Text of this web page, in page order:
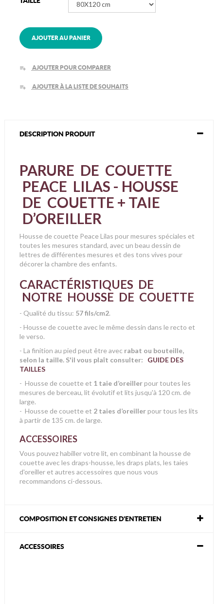
AJOUTER AU PANIER
playlist_add AJOUTER POUR COMPARER
playlist_add AJOUTER À LA LISTE DE SOUHAITS
DESCRIPTION PRODUIT
PARURE DE COUETTE
PEACE LILAS - HOUSSE
DE COUETTE + TAIE
D’OREILLER
Housse de couette Peace Lilas pour mesures spéciales et
toutes les mesures standard, avec un beau dessin de
lettres de différentes mesures et des tons vives pour
décorer la chambre des enfants.
CARACTÉRISTIQUES DE
NOTRE HOUSSE DE COUETTE
- Qualité du tissu: 57 fils/cm2.
- Housse de couette avec le même dessin dans le recto et
le verso.
- La finition au pied peut être avec rabat ou bouteille,
selon la taille. S'il vous plaît consulter:
GUIDE DES
TAILLES
- Housse de couette et 1 taie d’oreillerpour toutes les
mesures de berceau, lit évolutif et lits jusqu'à 120 cm. de
large.
- Housse de couette et 2 taies d’oreillerpour tous les lits
à partir de 135 cm. de large.
ACCESSOIRES
Vous pouvez habiller votre lit, en combinant la housse de
couette avec les draps-housse, les draps plats, les taies
d'oreiller et autres accessoires que nous vous
recommandons ci-dessous.
COMPOSITION ET CONSIGNES D'ENTRETIEN
ACCESSOIRES